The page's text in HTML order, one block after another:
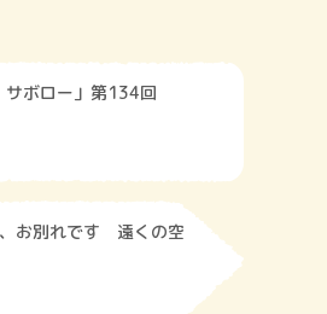
サボロー」第134回
お別れです 遠くの空